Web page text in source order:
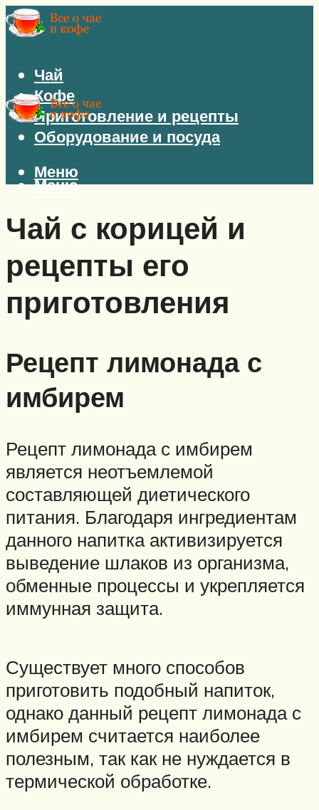
Чай
Кофе
Приготовление и рецепты
Оборудование и посуда
Меню
Меню
Чай с корицей и
рецепты его
приготовления
Рецепт лимонада с
имбирем
Рецепт лимонада с имбирем
является неотъемлемой
составляющей диетического
питания. Благодаря ингредиентам
данного напитка активизируется
выведение шлаков из организма,
обменные процессы и укрепляется
иммунная защита.
Существует много способов
приготовить подобный напиток,
однако данный рецепт лимонада с
имбирем считается наиболее
полезным, так как не нуждается в
термической обработке.